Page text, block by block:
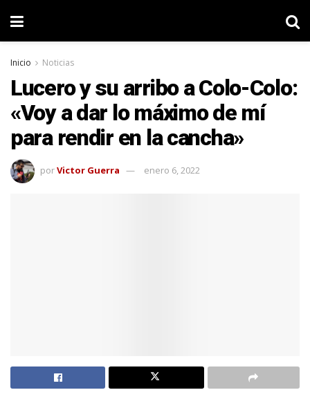
Inicio Noticias
Lucero y su arribo a Colo-Colo:
«Voy a dar lo máximo de mí
para rendir en la cancha»
porVictor Guerra enero 6, 2022